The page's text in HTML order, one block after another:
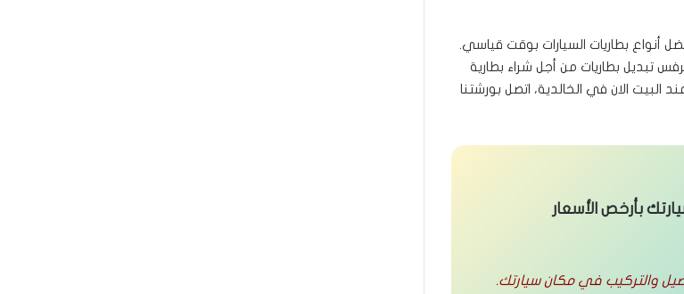
أنواع بطاريات السيارات بوقت قياسي.
تبديل بطاريات من أجل شراء بطارية
البيت الان في الخالدية، اتصل بورشتنا
بأرخص الأسعار